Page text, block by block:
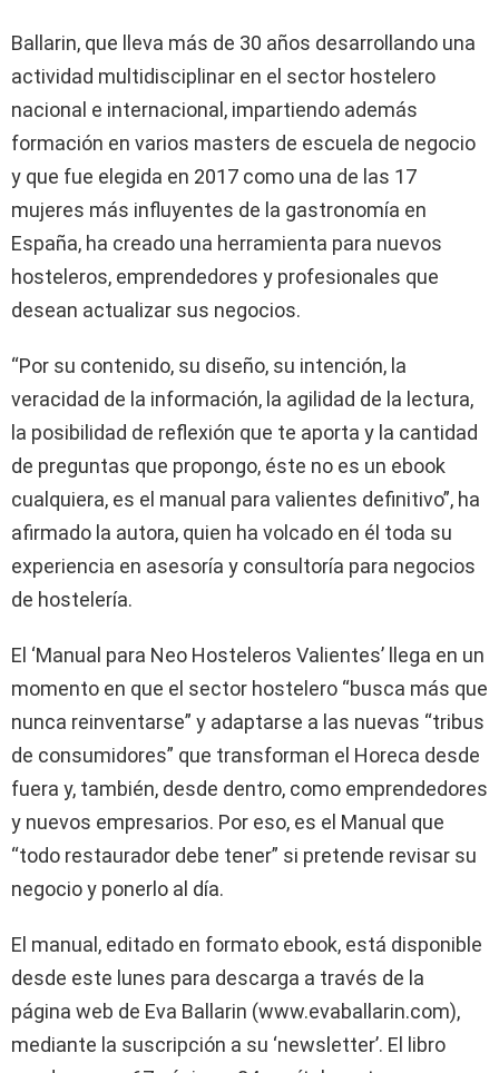
Ballarin, que lleva más de 30 años desarrollando una
actividad multidisciplinar en el sector hostelero
nacional e internacional, impartiendo además
formación en varios masters de escuela de negocio
y que fue elegida en 2017 como una de las 17
mujeres más influyentes de la gastronomía en
España, ha creado una herramienta para nuevos
hosteleros, emprendedores y profesionales que
desean actualizar sus negocios.
“Por su contenido, su diseño, su intención, la
veracidad de la información, la agilidad de la lectura,
la posibilidad de reflexión que te aporta y la cantidad
de preguntas que propongo, éste no es un ebook
cualquiera, es el manual para valientes definitivo”, ha
afirmado la autora, quien ha volcado en él toda su
experiencia en asesoría y consultoría para negocios
de hostelería.
El ‘Manual para Neo Hosteleros Valientes’ llega en un
momento en que el sector hostelero “busca más que
nunca reinventarse” y adaptarse a las nuevas “tribus
de consumidores” que transforman el Horeca desde
fuera y, también, desde dentro, como emprendedores
y nuevos empresarios. Por eso, es el Manual que
“todo restaurador debe tener” si pretende revisar su
negocio y ponerlo al día.
El manual, editado en formato ebook, está disponible
desde este lunes para descarga a través de la
página web de Eva Ballarin (www.evaballarin.com),
mediante la suscripción a su ‘newsletter’. El libro